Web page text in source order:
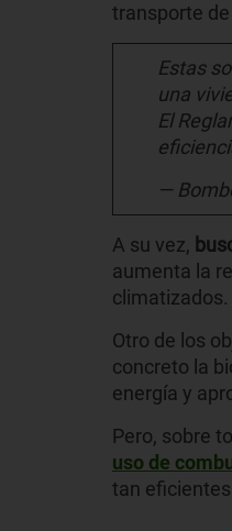
transporte
Estas
una
El
—
A su vez,
aumenta la
climatizados.
Otro de los
concreto la
energía y
Pero, sobre
uso de
tan